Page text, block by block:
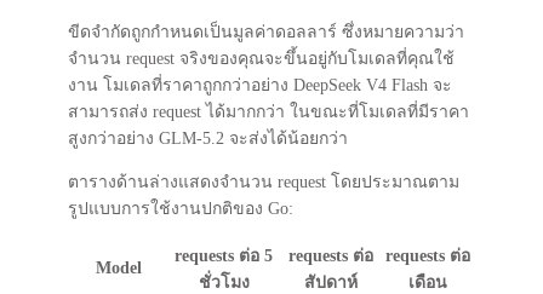
ขีดจำกัดถูกกำหนดเป็นมูลค่าดอลลาร์ ซึ่งหมายความว่า
จำนวน request จริงของคุณจะขึ้นอยู่กับโมเดลที่คุณใช้
งาน โมเดลที่ราคาถูกกว่าอย่าง DeepSeek V4 Flash จะ
สามารถส่ง request ได้มากกว่า ในขณะที่โมเดลที่มีราคา
สูงกว่าอย่าง GLM-5.2 จะส่งได้น้อยกว่า
ตารางด้านล่างแสดงจำนวน request โดยประมาณตาม
รูปแบบการใช้งานปกติของ Go:
Model
requests ต่อ 5
ชั่วโมง
requests ต่อ
สัปดาห์
requests ต่อ
เดือน